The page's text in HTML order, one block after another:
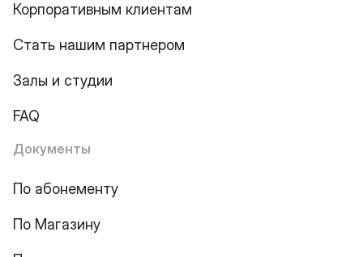
Корпоративным клиентам
Стать нашим партнером
Залы и студии
FAQ
Документы
По абонементу
По Магазину